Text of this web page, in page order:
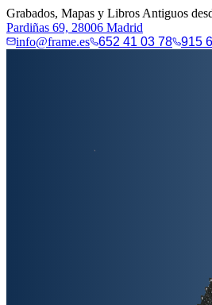
Grabados, Mapas y Libros Antiguos
Pardiñas 69, 28006 Madrid
info@frame.es
652 41 03 78 915